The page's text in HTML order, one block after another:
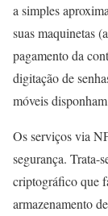
a simples
suas maquinetas
pagamento da
digitação de
móveis
Os serviços via
segurança. Trata-
criptográfico que
armazenamento